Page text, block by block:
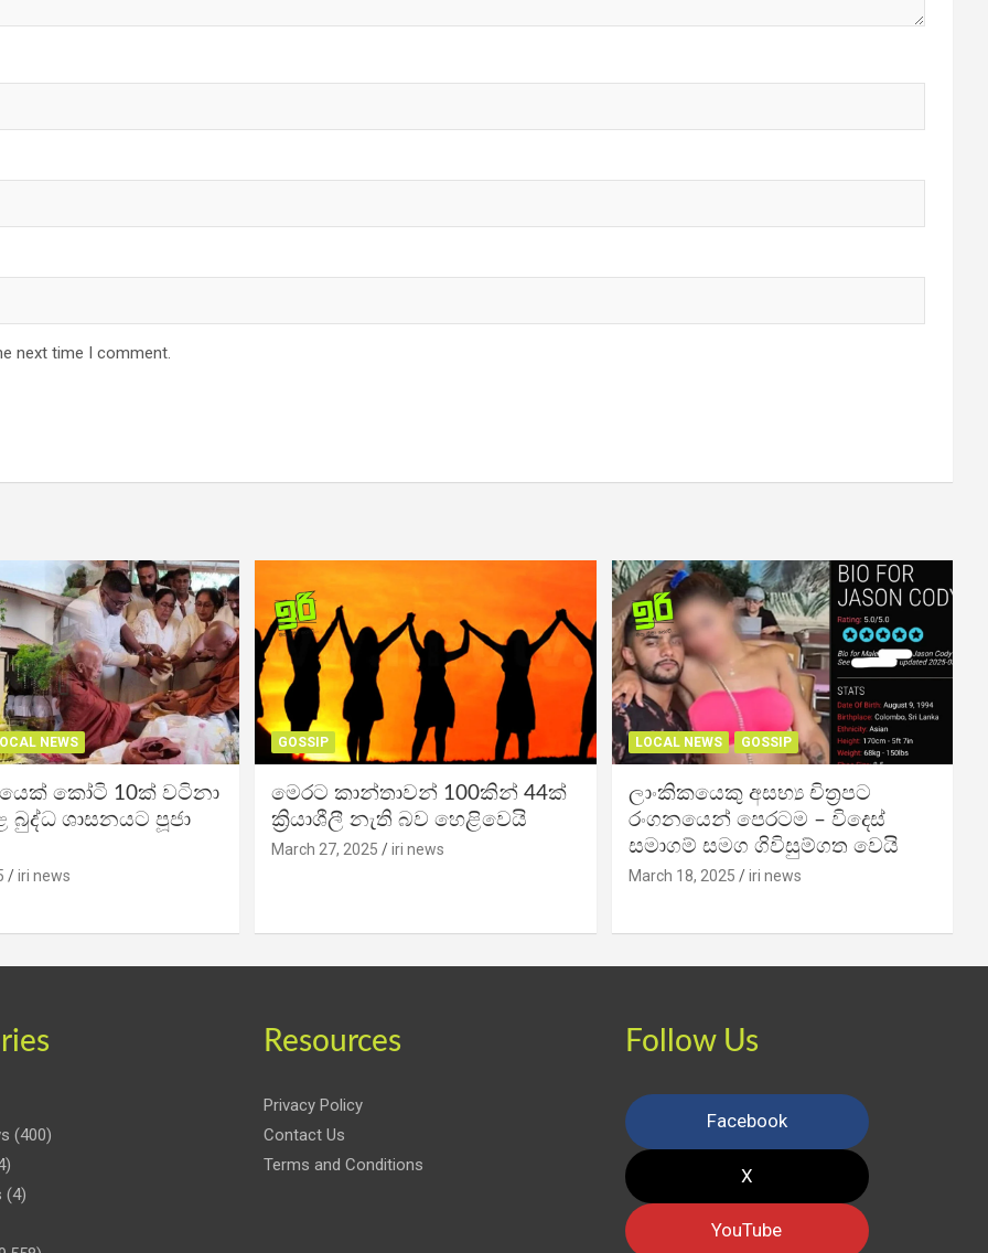
next time I comment.
NEWS
කෝටි 10ක් වටිනා
බුද්ධ ශාසනයට පූජා
iri news
GOSSIP
මෙරට කාන්තාවන් 100කින් 44ක්
ක්‍රියාශීලී නැති බව හෙළිවෙයි
March 27, 2025 iri news
LOCAL NEWS GOSSIP
ලාංකිකයෙකු අසභ්‍ය චිත්‍රපට
රංගනයෙන් පෙරටම – විදෙස්
සමාගම් සමග ගිවිසුම්ගත වෙයි
March 18, 2025 iri news
(400)
(4)
Resources
Privacy Policy
Contact Us
Terms and Conditions
Follow Us
Facebook
X
YouTube